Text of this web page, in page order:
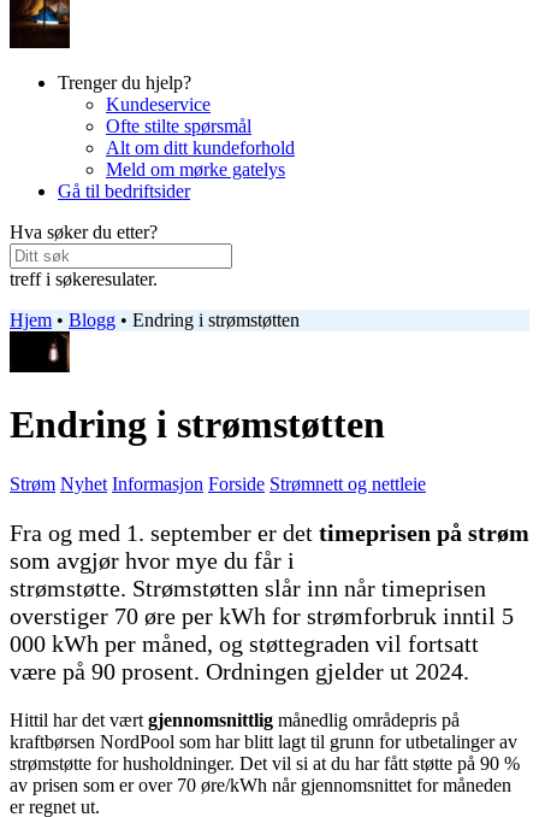
Trenger du hjelp?
Kundeservice
Ofte stilte spørsmål
Alt om ditt kundeforhold
Meld om mørke gatelys
Gå til bedriftsider
Hva søker du etter?
treff i søkeresulater.
Hjem • Blogg • Endring i strømstøtten
Endring i strømstøtten
Strøm Nyhet Informasjon Forside Strømnett og nettleie
Fra og med 1. september er det timeprisen på strøm
som avgjør hvor mye du får i
strømstøtte. Strømstøtten slår inn når timeprisen
overstiger 70 øre per kWh for strømforbruk inntil 5
000 kWh per måned, og støttegraden vil fortsatt
være på 90 prosent. Ordningen gjelder ut 2024.
Hittil har det vært gjennomsnittlig månedlig områdepris på
kraftbørsen NordPool som har blitt lagt til grunn for utbetalinger av
strømstøtte for husholdninger. Det vil si at du har fått støtte på 90 %
av prisen som er over 70 øre/kWh når gjennomsnittet for måneden
er regnet ut.